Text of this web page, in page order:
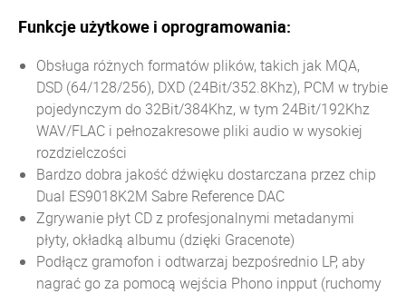
Funkcje użytkowe i oprogramowania:
Obsługa różnych formatów plików, takich jak MQA,
DSD (64/128/256), DXD (24Bit/352.8Khz), PCM w trybie
pojedynczym do 32Bit/384Khz, w tym 24Bit/192Khz
WAV/FLAC i pełnozakresowe pliki audio w wysokiej
rozdzielczości
Bardzo dobra jakość dźwięku dostarczana przez chip
Dual ES9018K2M Sabre Reference DAC
Zgrywanie płyt CD z profesjonalnymi metadanymi
płyty, okładką albumu (dzięki Gracenote)
Podłącz gramofon i odtwarzaj bezpośrednio LP, aby
nagrać go za pomocą wejścia Phono inpput (ruchomy